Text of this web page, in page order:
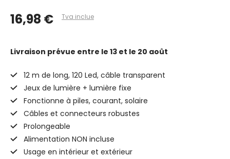
16,98 € Tva inclue
Livraison prévue entre le 13 et le 20 août
12 m de long, 120 Led, câble transparent
Jeux de lumière + lumière fixe
Fonctionne à piles, courant, solaire
Câbles et connecteurs robustes
Prolongeable
Alimentation NON incluse
Usage en intérieur et extérieur